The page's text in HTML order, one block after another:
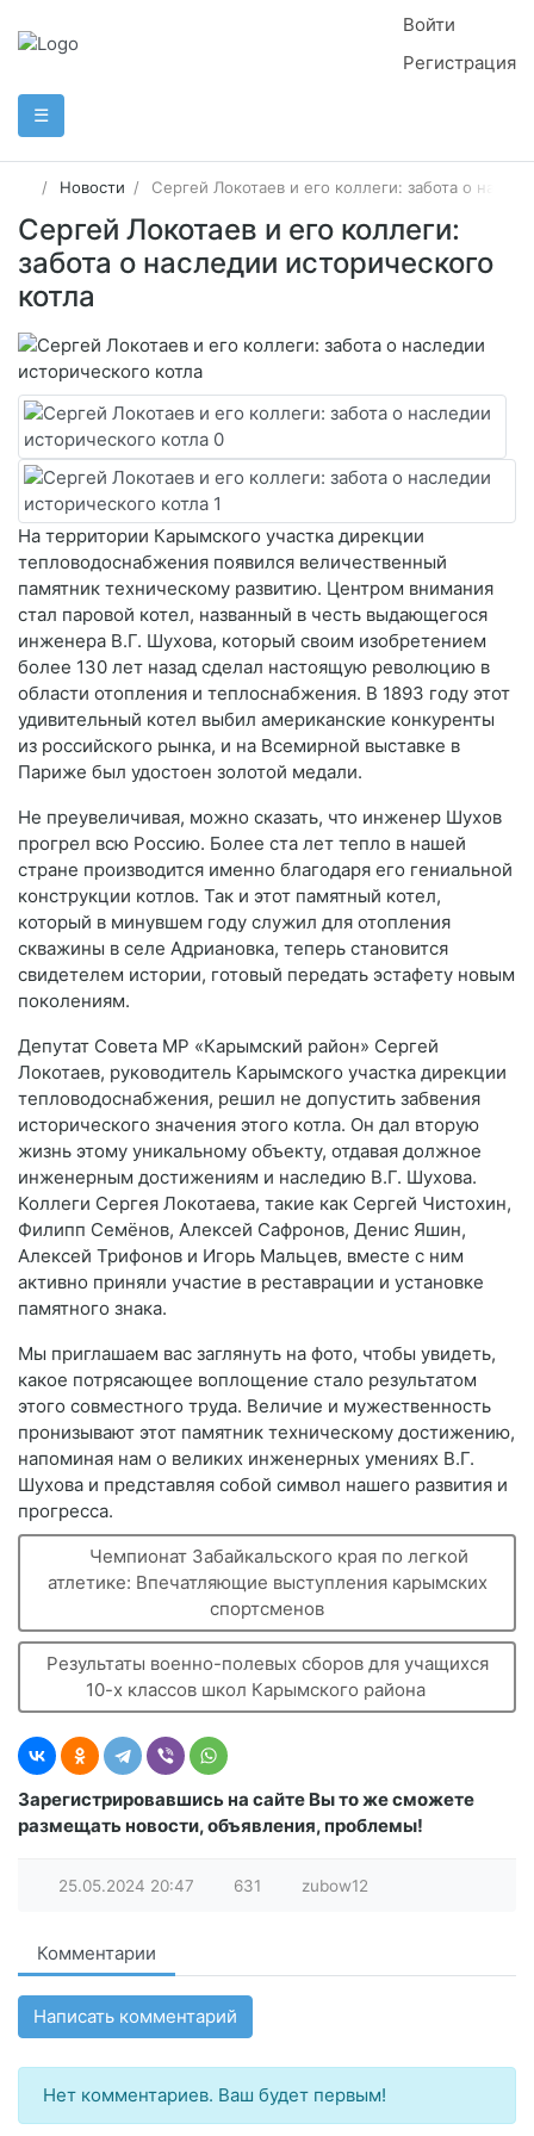
Войти
Регистрация
☰
Новости Сергей Локотаев и его коллеги: забота о
Сергей Локотаев и его коллеги:
забота о наследии исторического
котла
На территории Карымского участка дирекции
тепловодоснабжения появился величественный
памятник техническому развитию. Центром внимания
стал паровой котел, названный в честь выдающегося
инженера В.Г. Шухова, который своим изобретением
более 130 лет назад сделал настоящую революцию в
области отопления и теплоснабжения. В 1893 году этот
удивительный котел выбил американские конкуренты
из российского рынка, и на Всемирной выставке в
Париже был удостоен золотой медали.
Не преувеличивая, можно сказать, что инженер Шухов
прогрел всю Россию. Более ста лет тепло в нашей
стране производится именно благодаря его гениальной
конструкции котлов. Так и этот памятный котел,
который в минувшем году служил для отопления
скважины в селе Адриановка, теперь становится
свидетелем истории, готовый передать эстафету новым
поколениям.
Депутат Совета МР «Карымский район» Сергей
Локотаев, руководитель Карымского участка дирекции
тепловодоснабжения, решил не допустить забвения
исторического значения этого котла. Он дал вторую
жизнь этому уникальному объекту, отдавая должное
инженерным достижениям и наследию В.Г. Шухова.
Коллеги Сергея Локотаева, такие как Сергей Чистохин,
Филипп Семёнов, Алексей Сафронов, Денис Яшин,
Алексей Трифонов и Игорь Мальцев, вместе с ним
активно приняли участие в реставрации и установке
памятного знака.
Мы приглашаем вас заглянуть на фото, чтобы увидеть,
какое потрясающее воплощение стало результатом
этого совместного труда. Величие и мужественность
пронизывают этот памятник техническому достижению,
напоминая нам о великих инженерных умениях В.Г.
Шухова и представляя собой символ нашего развития и
прогресса.
Чемпионат Забайкальского края по легкой
атлетике: Впечатляющие выступления карымских
спортсменов
Результаты военно-полевых сборов для учащихся
10-х классов школ Карымского района
Зарегистрировавшись на сайте Вы то же сможете
размещать новости, объявления, проблемы!
25.05.2024 20:47 631 zubow12
Комментарии
Написать комментарий
Нет комментариев. Ваш будет первым!